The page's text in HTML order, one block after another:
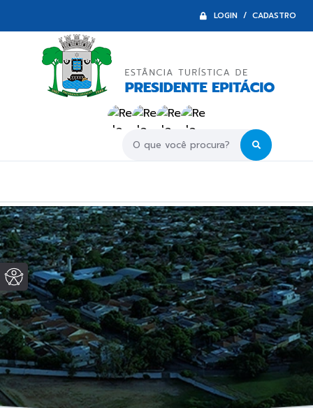
LOGIN / CADASTRO